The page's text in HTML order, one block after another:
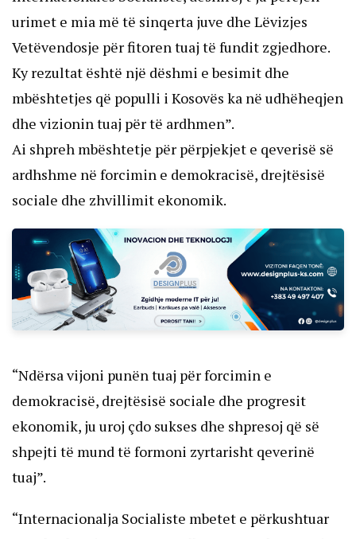
urimet e mia më të sinqerta juve dhe Lëvizjes
Vetëvendosje për fitoren tuaj të fundit zgjedhore.
Ky rezultat është një dëshmi e besimit dhe
mbështetjes që populli i Kosovës ka në udhëheqjen
dhe vizionin tuaj për të ardhmen”.
Ai shpreh mbështetje për përpjekjet e qeverisë së
ardhshme në forcimin e demokracisë, drejtësisë
sociale dhe zhvillimit ekonomik.
“Ndërsa vijoni punën tuaj për forcimin e
demokracisë, drejtësisë sociale dhe progresit
ekonomik, ju uroj çdo sukses dhe shpresoj që së
shpejti të mund të formoni zyrtarisht qeverinë
tuaj”.
“Internacionalja Socialiste mbetet e përkushtuar